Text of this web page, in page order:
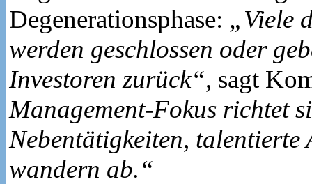
Degenerationsphase: „Viele
werden geschlossen oder
Investoren zurück“, sagt
Management-Fokus richtet
Nebentätigkeiten, talentierte
wandern ab.“